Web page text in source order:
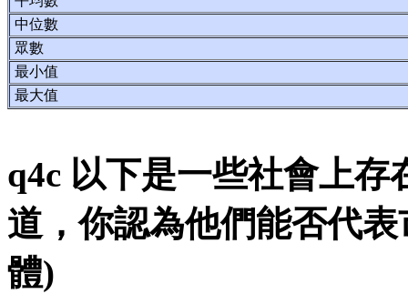
中位數
眾數
最小值
最大值
q4c 以下是一些社會上
道，你認為他們能否代
體)